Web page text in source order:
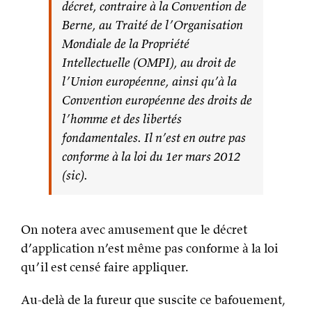
décret, contraire à la Convention de
Berne, au Traité de l’Organisation
Mondiale de la Propriété
Intellectuelle (OMPI), au droit de
l’Union européenne, ainsi qu’à la
Convention européenne des droits de
l’homme et des libertés
fondamentales. Il n’est en outre pas
conforme à la loi du 1er mars 2012
(sic).
On notera avec amusement que le décret
d’application n’est même pas conforme à la loi
qu’il est censé faire appliquer.
Au-delà de la fureur que suscite ce bafouement,